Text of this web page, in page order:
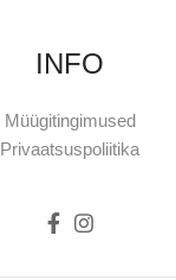
INFO
Müügitingimused
Privaatsuspoliitika